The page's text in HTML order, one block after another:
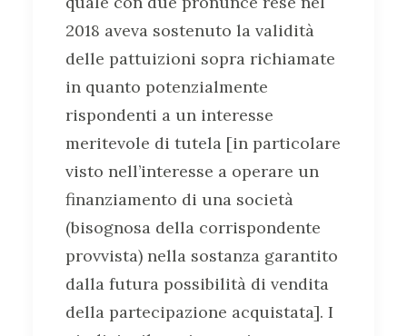
2018 aveva sostenuto la validità
delle pattuizioni sopra richiamate
in quanto potenzialmente
rispondenti a un interesse
meritevole di tutela [in particolare
visto nell’interesse a operare un
finanziamento di una società
(bisognosa della corrispondente
provvista) nella sostanza garantito
dalla futura possibilità di vendita
della partecipazione acquistata]. I